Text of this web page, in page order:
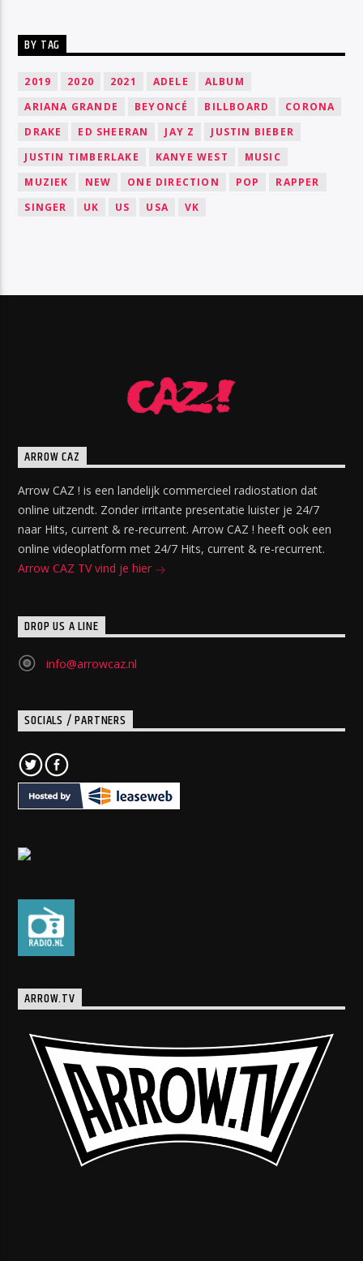
BY TAG
2019 2020 2021 ADELE
ALBUM
ARIANA GRANDE
BEYONCÉ BILLBOARD
CORONA
DRAKE
ED SHEERAN JAY Z
JUSTIN BIEBER
JUSTIN TIMBERLAKE
KANYE WEST
MUSIC
MUZIEK
NEW ONE DIRECTION POP
RAPPER
SINGER
UK US USA VK
ARROW CAZ
Arrow CAZ ! is een landelijk commercieel radiostation dat
online uitzendt. Zonder irritante presentatie luister je 24/7
naar Hits, current & re-recurrent. Arrow CAZ ! heeft ook een
online videoplatform met 24/7 Hits, current & re-recurrent.
Arrow CAZ TV vind je hier
DROP US A LINE
info@arrowcaz.nl
SOCIALS / PARTNERS
ARROW.TV